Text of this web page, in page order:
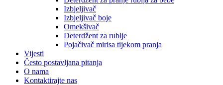
Izbjeljivač
Izbjeljivač boje
Omekšivač
Deterdžent za rublje
Pojačivač mirisa tijekom pranja
Vijesti
Često postavljana pitanja
O nama
Kontaktirajte nas